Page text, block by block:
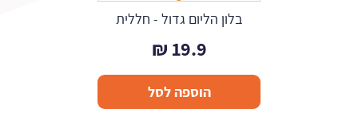
בלון הליום גדול - חללית
19.9
₪
הוספה לסל